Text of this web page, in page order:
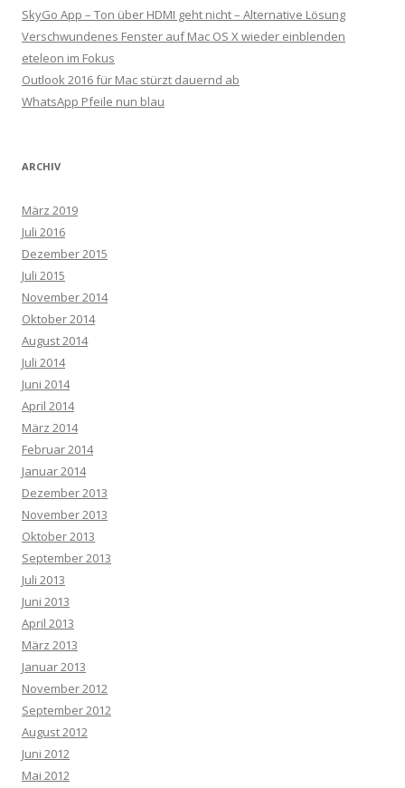
SkyGo App – Ton über HDMI geht nicht – Alternative Lösung
Verschwundenes Fenster auf Mac OS X wieder einblenden
eteleon im Fokus
Outlook 2016 für Mac stürzt dauernd ab
WhatsApp Pfeile nun blau
ARCHIV
März 2019
Juli 2016
Dezember 2015
Juli 2015
November 2014
Oktober 2014
August 2014
Juli 2014
Juni 2014
April 2014
März 2014
Februar 2014
Januar 2014
Dezember 2013
November 2013
Oktober 2013
September 2013
Juli 2013
Juni 2013
April 2013
März 2013
Januar 2013
November 2012
September 2012
August 2012
Juni 2012
Mai 2012